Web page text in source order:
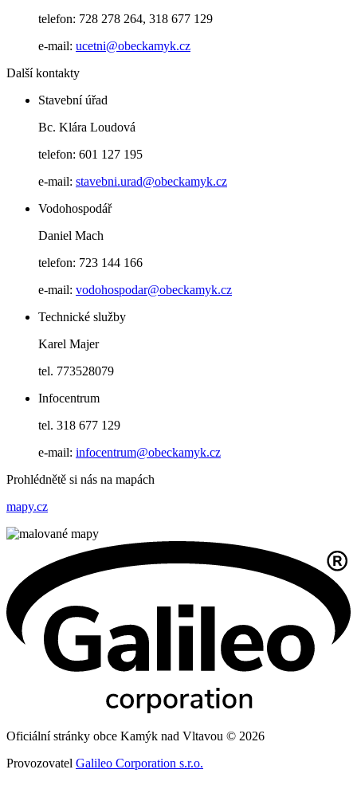
telefon: 728 278 264, 318 677 129
e-mail: ucetni@obeckamyk.cz
Další kontakty
Stavební úřad
Bc. Klára Loudová
telefon: 601 127 195
e-mail: stavebni.urad@obeckamyk.cz
Vodohospodář
Daniel Mach
telefon: 723 144 166
e-mail: vodohospodar@obeckamyk.cz
Technické služby
Karel Majer
tel. 773528079
Infocentrum
tel. 318 677 129
e-mail: infocentrum@obeckamyk.cz
Prohlédnětě si nás na mapách
mapy.cz
Oficiální stránky obce Kamýk nad Vltavou © 2026
Provozovatel Galileo Corporation s.r.o.